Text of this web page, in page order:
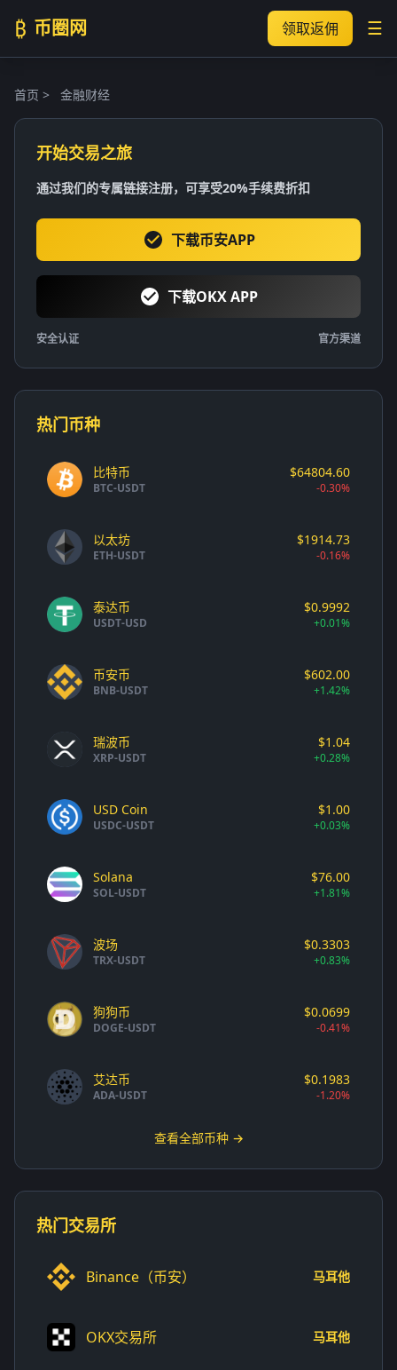
₿ 币圈网 领取返佣 ☰
首页 > 金融财经
开始交易之旅
通过我们的专属链接注册，可享受20%手续费折扣
下载币安APP
下载OKX APP
安全认证 官方渠道
热门币种
比特币
BTC-USDT
$64804.60
-0.30%
以太坊
ETH-USDT
$1914.73
-0.16%
泰达币
USDT-USD
$0.9992
+0.01%
币安币
BNB-USDT
$602.00
+1.42%
瑞波币
XRP-USDT
$1.04
+0.28%
USD Coin
USDC-USDT
$1.00
+0.03%
Solana
SOL-USDT
$76.00
+1.81%
波场
TRX-USDT
$0.3303
+0.83%
狗狗币
DOGE-USDT
$0.0699
-0.41%
艾达币
ADA-USDT
$0.1983
-1.20%
查看全部币种 →
热门交易所
Binance（币安） 马耳他
OKX交易所 马耳他